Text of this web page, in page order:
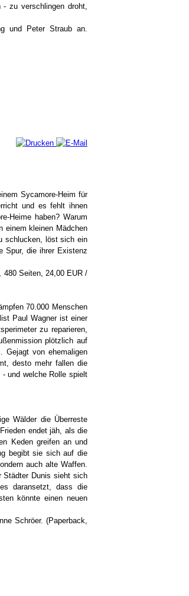
zu verschlingen droht,
und Peter Straub an.
Sycamore-Heim für
und es fehlt ihnen
Heime haben? Warum
einem kleinen Mädchen
schlucken, löst sich ein
Spur, die ihrer Existenz
480 Seiten, 24,00 EUR /
70.000 Menschen
Paul Wagner ist einer
zu reparieren,
plötzlich auf
Gejagt von ehemaligen
desto mehr fallen die
- und welche Rolle spielt
Wälder die Überreste
endet jäh, als die
Keden greifen an und
begibt sie sich auf die
auch alte Waffen.
Städter Dunis sieht sich
daransetzt, dass die
könnte einen neuen
Schröer. (Paperback,